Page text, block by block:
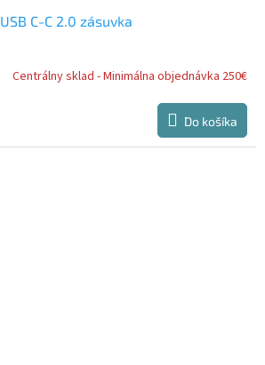
USB C-C 2.0 zásuvka
Centrálny sklad - Minimálna objednávka 250€
Do košíka